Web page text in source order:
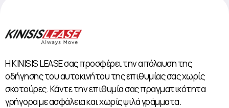
Η KINISIS LEASE σας προσφέρει την απόλαυση της
οδήγησης του αυτοκινήτου της επιθυμίας σας χωρίς
σκοτούρες. Κάντε την επιθυμία σας πραγματικότητα
γρήγορα με ασφάλεια και χωρίς ψιλά γράμματα.